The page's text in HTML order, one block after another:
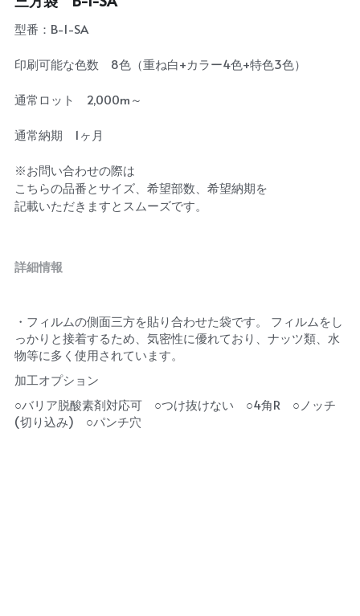
型番：B-1-SA
印刷可能な色数 8色（重ね白+カラー4色+特色3色）
通常ロット 2,000m～
通常納期 1ヶ月
※お問い合わせの際は
こちらの品番とサイズ、希望部数、希望納期を
記載いただきますとスムーズです。
詳細情報
・フィルムの側面三方を貼り合わせた袋です。 フィルムをし
っかりと接着するため、気密性に優れており、ナッツ類、水
物等に多く使用されています。
加工オプション
○バリア脱酸素剤対応可　○つけ抜けない　○4角R　○ノッチ
(切り込み)　○パンチ穴